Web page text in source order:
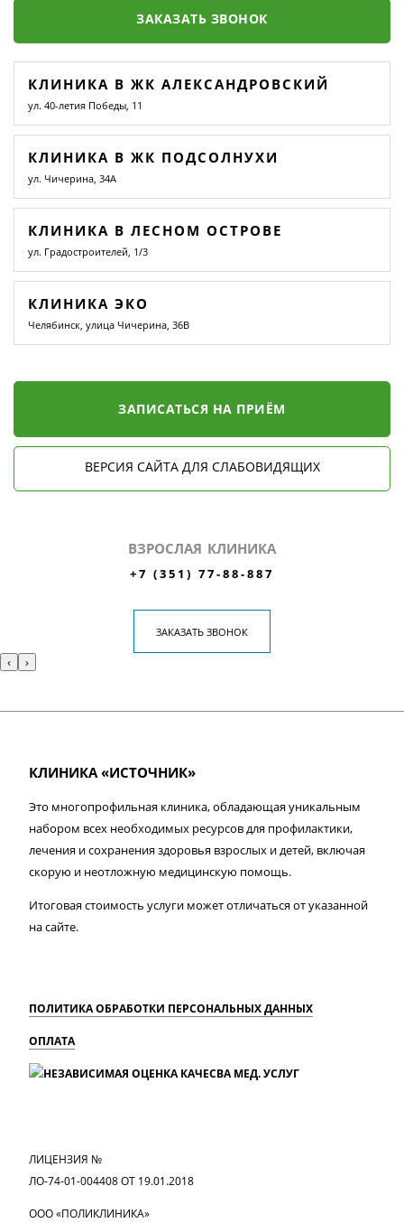
ЗАКАЗАТЬ ЗВОНОК
КЛИНИКА В ЖК АЛЕКСАНДРОВСКИЙ
ул. 40-летия Победы, 11
КЛИНИКА В ЖК ПОДСОЛНУХИ
ул. Чичерина, 34А
КЛИНИКА В ЛЕСНОМ ОСТРОВЕ
ул. Градостроителей, 1/3
КЛИНИКА ЭКО
Челябинск, улица Чичерина, 36В
ЗАПИСАТЬСЯ НА ПРИЁМ
ВЕРСИЯ САЙТА ДЛЯ СЛАБОВИДЯЩИХ
ВЗРОСЛАЯ КЛИНИКА
+7 (351) 77-88-887
ЗАКАЗАТЬ ЗВОНОК
‹ ›
КЛИНИКА «ИСТОЧНИК»
Это многопрофильная клиника, обладающая уникальным
набором всех необходимых ресурсов для профилактики,
лечения и сохранения здоровья взрослых и детей, включая
скорую и неотложную медицинскую помощь.
Итоговая стоимость услуги может отличаться от указанной
на сайте.
ПОЛИТИКА ОБРАБОТКИ ПЕРСОНАЛЬНЫХ ДАННЫХ
ОПЛАТА
ЛИЦЕНЗИЯ №
ЛО-74-01-004408 ОТ 19.01.2018
ООО «ПОЛИКЛИНИКА»